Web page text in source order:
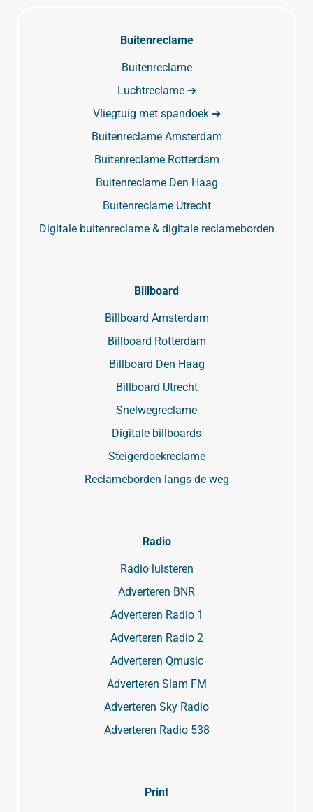
Buitenreclame
Buitenreclame
Luchtreclame ➔
Vliegtuig met spandoek ➔
Buitenreclame Amsterdam
Buitenreclame Rotterdam
Buitenreclame Den Haag
Buitenreclame Utrecht
Digitale buitenreclame & digitale reclameborden
Billboard
Billboard Amsterdam
Billboard Rotterdam
Billboard Den Haag
Billboard Utrecht
Snelwegreclame
Digitale billboards
Steigerdoekreclame
Reclameborden langs de weg
Radio
Radio luisteren
Adverteren BNR
Adverteren Radio 1
Adverteren Radio 2
Adverteren Qmusic
Adverteren Slam FM
Adverteren Sky Radio
Adverteren Radio 538
Print